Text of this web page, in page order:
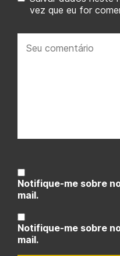
vez que eu for
comentário:
Notifique-me sobre
mail.
Notifique-me sobre
mail.